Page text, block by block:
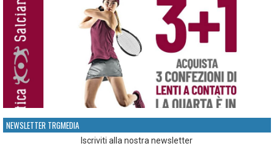
NEWSLETTER TRGMEDIA
Iscriviti alla nostra newsletter